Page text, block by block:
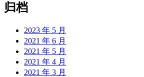
归档
2023 年 5 月
2021 年 6 月
2021 年 5 月
2021 年 4 月
2021 年 3 月